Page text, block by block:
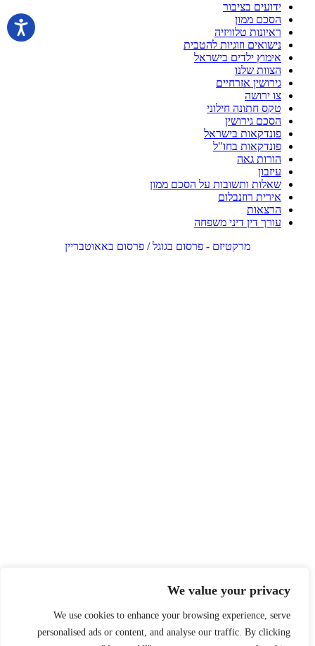
We value your privacy
We use cookies to enhance your browsing experience, serve
personalised ads or content, and analyse our traffic. By clicking
ידועים בציבור
הסכם ממון
ראיונות טלוויזיה
נישואים וזוגיות להטבית
אימוץ ילדים בישראל
הצוות שלנו
גירושין אזרחיים
צו ירושה
טקס חתונה חילוני
הסכם גירושין
פונדקאות בישראל
פונדקאות בחו"ל
הורות גאה
עיזבון
שאלות ותשובות על הסכם ממון
אירית רוזנבלום
הרצאות
עורך דין דיני משפחה
מרקטיזם - פרסום בגוגל / פרסום באאוטבריין